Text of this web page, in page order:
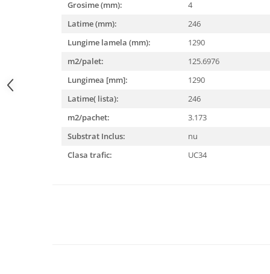
Rezervoare aparente
Cadre incastrate
Clapete de actionare
Cabine simple de dus
Panouri si usi de dus
Grosime (mm):
4
Latime (mm):
246
Lungime lamela (mm):
1290
m2/palet:
125.6976
Lungimea [mm]:
1290
Latime( lista):
246
m2/pachet:
3.173
Substrat Inclus:
nu
Clasa trafic:
UC34